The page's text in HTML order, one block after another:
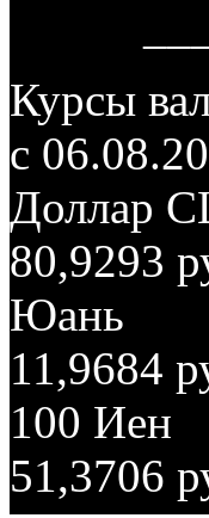
Курсы
c
Доллар
80,9293
Юань
11,9684
100 Иен
51,3706